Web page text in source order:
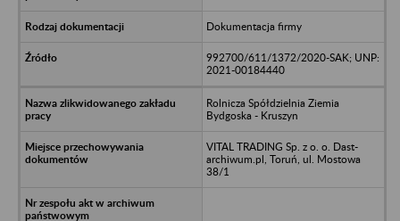
Dokumentacja firmy
992700/611/1372/2020-SAK; UNP:
2021-00184440
Rolnicza Spółdzielnia Ziemia
Bydgoska - Kruszyn
VITAL TRADING Sp. z o. o. Dast-
archiwum.pl, Toruń, ul. Mostowa
38/1